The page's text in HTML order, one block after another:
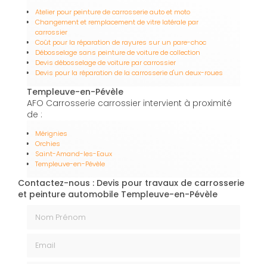
Atelier pour peinture de carrosserie auto et moto
Changement et remplacement de vitre latérale par
carrossier
Coût pour la réparation de rayures sur un pare-choc
Débosselage sans peinture de voiture de collection
Devis débosselage de voiture par carrossier
Devis pour la réparation de la carrosserie d'un deux-roues
Templeuve-en-Pévèle
AFO Carrosserie carrossier intervient à proximité
de :
Mérignies
Orchies
Saint-Amand-les-Eaux
Templeuve-en-Pévèle
Contactez-nous : Devis pour travaux de carrosserie
et peinture automobile Templeuve-en-Pévèle